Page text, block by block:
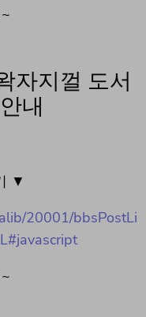
자지껄 도서
내
▼
20001/bbsPostLi